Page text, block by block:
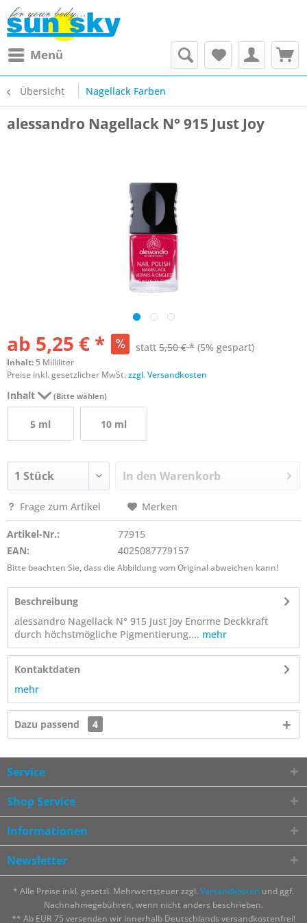
Menü
Übersicht Nagellack Farben
alessandro Nagellack N° 915 Just Joy
ab 5,25 € * statt 5,50 € * (5% gespart)
Inhalt: 5 Milliliter
Preise inkl. gesetzlicher MwSt.zzgl. Versandkosten
Inhalt (Bitte wählen)
5 ml 10 ml
In den Warenkorb
Frage zum Artikel Merken
Artikel-Nr.:
77915
EAN:
4025087779157
Bitte beachten Sie, dass die Abbildung vom Original abweichen kann!
Beschreibung
alessandro Nagellack N° 915 Just Joy Enorme Deckkraft
durch höchstmögliche Pigmentierung.... mehr
Kontaktdaten
mehr
Dazu passend 4
Service
Shop Service
Informationen
Newsletter
* Alle Preise inkl. gesetzl. Mehrwertsteuer zzgl. Versandkosten und ggf.
Nachnahmegebühren, wenn nicht anders beschrieben.
** Ab EUR 75 versenden wir innerhalb Deutschlands versandkostenfrei!